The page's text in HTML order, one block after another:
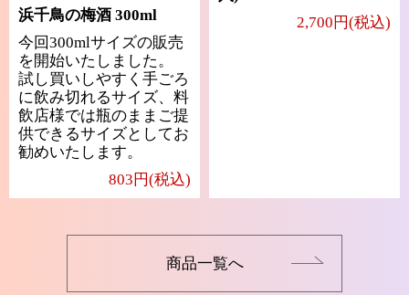
浜千鳥の梅酒 300ml
今回300mlサイズの販売
を開始いたしました。
試し買いしやすく手ごろ
に飲み切れるサイズ、料
飲店様では瓶のままご提
供できるサイズとしてお
勧めいたします。
803円(税込)
2,700円(税込)
商品一覧へ